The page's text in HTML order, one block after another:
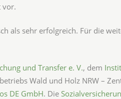
vor.
als sehr erfolgreich. Für die
und Transfer e. V., dem
Wald und Holz NRW –
DE GmbH. Die